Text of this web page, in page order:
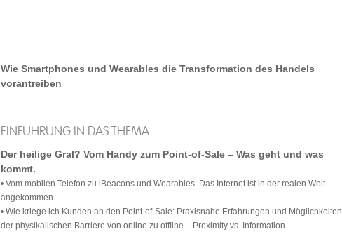
Wie Smartphones und Wearables die Transformation des Handels
vorantreiben
EINFÜHRUNG IN DAS THEMA
Der heilige Gral? Vom Handy zum Point-of-Sale – Was geht und was
kommt.
• Vom mobilen Telefon zu iBeacons und Wearables: Das Internet ist in der realen Welt
angekommen.
• Wie kriege ich Kunden an den Point-of-Sale: Praxisnahe Erfahrungen und Möglichkeiten
der physikalischen Barriere von online zu ofﬂine – Proximity vs. Information